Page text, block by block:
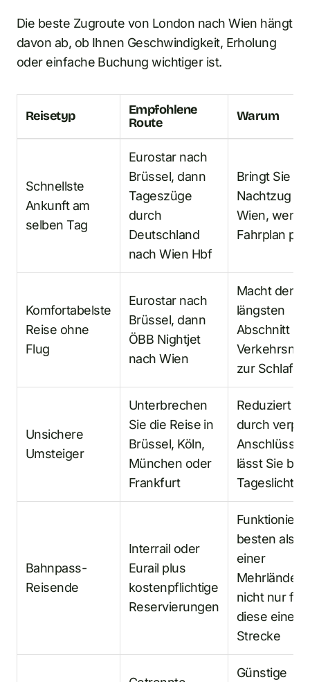
Die beste Zugroute von London nach Wien hängt
davon ab, ob Ihnen Geschwindigkeit, Erholung
oder einfache Buchung wichtiger ist.
Reisetyp
Empfohlene
Route
Warum
Schnellste
Ankunft am
selben Tag
Eurostar nach
Brüssel, dann
Tageszüge
durch
Deutschland
nach Wien Hbf
Bringt Sie
Nachtzug
Wien, wenn
Fahrplan
Komfortabelste
Reise ohne
Flug
Eurostar nach
Brüssel, dann
ÖBB Nightjet
nach Wien
Macht den
längsten
Abschnitt in
zur
Unsichere
Umsteiger
Unterbrechen
Sie die Reise in
Brüssel, Köln,
München oder
Frankfurt
Reduziert
durch
Anschlüsse
lässt Sie bei
Tageslicht
Bahnpass-
Reisende
Interrail oder
Eurail plus
kostenpflichtige
Reservierungen
Funktioniert
besten als
einer
nicht nur für
diese eine
Strecke
Günstige